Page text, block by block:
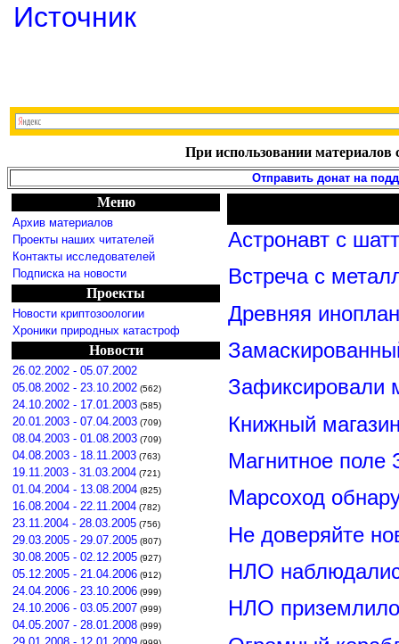
Источник
При использовании материалов
Отправить донат на
Меню
Архив материалов
Проекты наших читателей
Контакты исследователей
Подписка на новости
Проекты
Новости криптозоологии
Хроники природных катастроф
Новости
26.02.2002 - 05.07.2002
05.08.2002 - 23.10.2002 (562)
24.10.2002 - 17.01.2003 (585)
20.01.2003 - 07.04.2003 (709)
08.04.2003 - 01.08.2003 (709)
04.08.2003 - 18.11.2003 (763)
19.11.2003 - 31.03.2004 (721)
01.04.2004 - 13.08.2004 (825)
16.08.2004 - 22.11.2004 (782)
23.11.2004 - 28.03.2005 (756)
29.03.2005 - 29.07.2005 (807)
30.08.2005 - 02.12.2005 (927)
05.12.2005 - 21.04.2006 (912)
24.04.2006 - 23.10.2006 (999)
24.10.2006 - 03.05.2007 (999)
04.05.2007 - 28.01.2008 (999)
Астронавт с
Встреча с
Древняя
Зафиксировали
Книжный
Магнитное поле
Марсоход
Не доверяйте
НЛО
НЛО